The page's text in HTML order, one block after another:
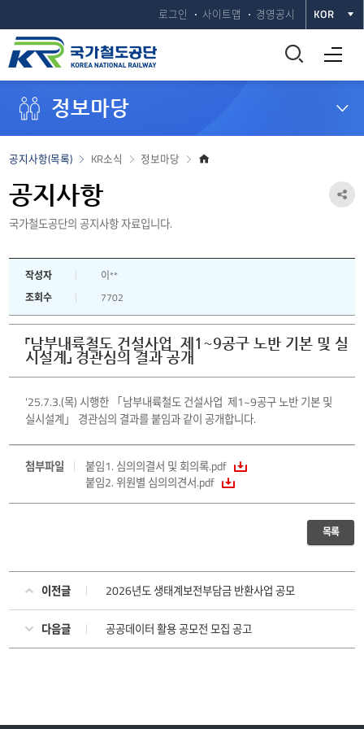
로그인 사이트맵 경영공시 KOR
통
합
기
전체메뉴 열기
정보마당
홈
정보마당
KR소식
공지사항(목록)
공지사항
국가철도공단의 공지사항 자료입니다.
공
작성자
이**
조회수
7702
「남부내륙철도 건설사업 제1~9공구 노반 기본 및 실
시설계」 경관심의 결과 공개
'25.7.3.(목) 시행한 「남부내륙철도 건설사업 제1~9공구 노반 기본 및
실시설계」 경관심의 결과를 붙임과 같이 공개합니다.
첨부파일
붙임1. 심의의결서 및 회의록.pdf
붙임2. 위원별 심의의견서.pdf
목록
이전글 2026년도 생태계보전부담금 반환사업 공모
다음글 공공데이터 활용 공모전 모집 공고